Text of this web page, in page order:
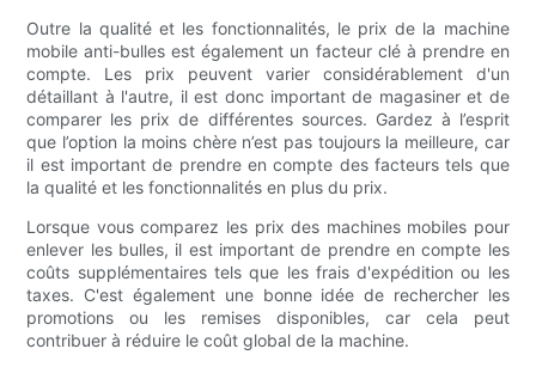
Outre la qualité et les fonctionnalités, le prix de la machine
mobile anti-bulles est également un facteur clé à prendre en
compte. Les prix peuvent varier considérablement d'un
détaillant à l'autre, il est donc important de magasiner et de
comparer les prix de différentes sources. Gardez à l’esprit
que l’option la moins chère n’est pas toujours la meilleure, car
il est important de prendre en compte des facteurs tels que
la qualité et les fonctionnalités en plus du prix.
Lorsque vous comparez les prix des machines mobiles pour
enlever les bulles, il est important de prendre en compte les
coûts supplémentaires tels que les frais d'expédition ou les
taxes. C'est également une bonne idée de rechercher les
promotions ou les remises disponibles, car cela peut
contribuer à réduire le coût global de la machine.